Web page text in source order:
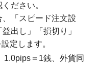
ださい。
「スピード注文設
出し」「損切り」
定します。
1.0pips＝1銭、外貨同